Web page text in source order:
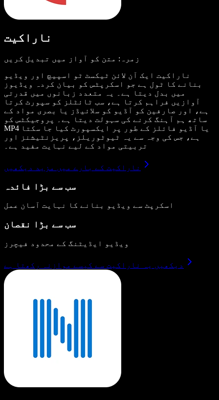
ناراکیت
زمرہ: متن کو آواز میں تبدیل کریں
ناراکیت ایک آن لائن ٹیکسٹ ٹو اسپیچ اور ویڈیو
بنانے کا ٹول ہے جو اسکرپٹس کو بیان کردہ ویڈیوز
میں بدل دیتا ہے۔ یہ متعدد زبانوں میں قدرتی
آوازیں فراہم کرتا ہے، سب ٹائٹلز کو سپورٹ کرتا
ہے، اور صارفین کو آڈیو کو سلائیڈز یا بصری مواد کے
ساتھ ہم آہنگ کرنے کی سہولت دیتا ہے۔ پروجیکٹس کو
MP4 یا آڈیو فائلز کے طور پر ایکسپورٹ کیا جا سکتا
ہے، جس کی وجہ سے یہ ٹیوٹوریلز، پریزنٹیشنز اور
تربیتی مواد کے لیے نہایت مفید ہے۔
ناراکیت کے بارے میں مزید دیکھیں
سب سے بڑا فائدہ
اسکرپٹ سے ویڈیو بنانے کا نہایت آسان عمل
سب سے بڑا نقصان
ویڈیو ایڈیٹنگ کے محدود فیچرز
دیکھیں یہ ناراکیت سے کیسے موازنہ رکھتا ہے